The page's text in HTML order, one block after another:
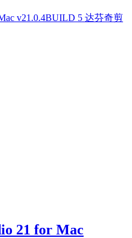
21 for Mac